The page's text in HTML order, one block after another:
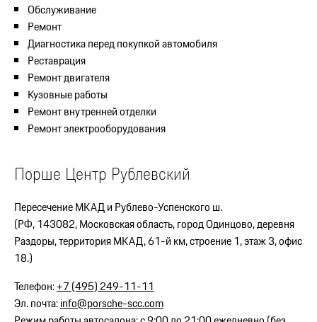
Обслуживание
Ремонт
Диагностика перед покупкой автомобиля
Реставрация
Ремонт двигателя
Кузовные работы
Ремонт внутренней отделки
Ремонт электрооборудования
Порше Центр Рублевский
Пересечение МКАД и Рублево-Успенского ш.
(РФ, 143082, Московская область, город Одинцово, деревня
Раздоры, территория МКАД, 61-й км, строение 1, этаж 3, офис
18.)
Телефон:+7 (495) 249-11-11
Эл. почта:info@porsche-scc.com